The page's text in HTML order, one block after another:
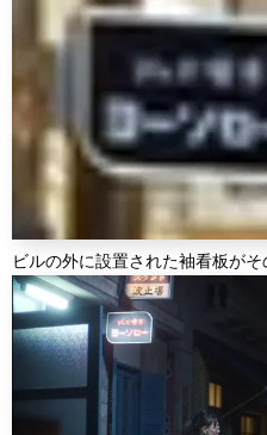
ビルの外に設置された袖看板がそ